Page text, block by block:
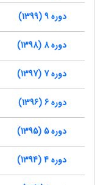
دوره 9 (1399)
دوره 8 (1398)
دوره 7 (1397)
دوره 6 (1396)
دوره 5 (1395)
دوره 4 (1394)